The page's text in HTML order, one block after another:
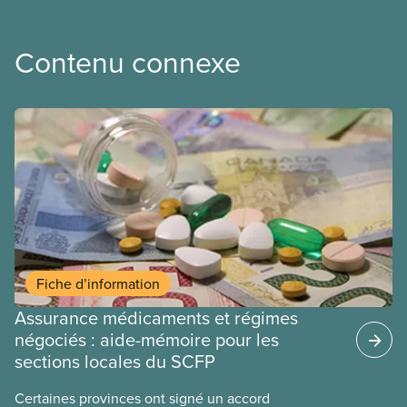
Contenu connexe
Fiche d’information
Assurance médicaments et régimes
négociés : aide-mémoire pour les
sections locales du SCFP
Certaines provinces ont signé un accord